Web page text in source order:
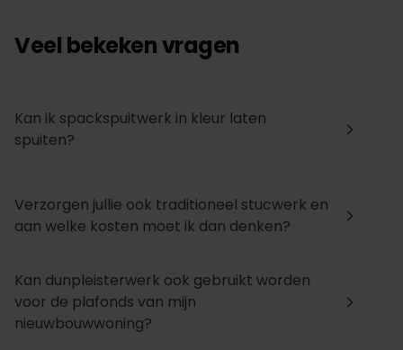
Veel bekeken vragen
Kan ik spackspuitwerk in kleur laten
spuiten?
arrow_forward_ios
Verzorgen jullie ook traditioneel stucwerk en
aan welke kosten moet ik dan denken?
arrow_forward_ios
Kan dunpleisterwerk ook gebruikt worden
voor de plafonds van mijn
nieuwbouwwoning?
arrow_forward_ios